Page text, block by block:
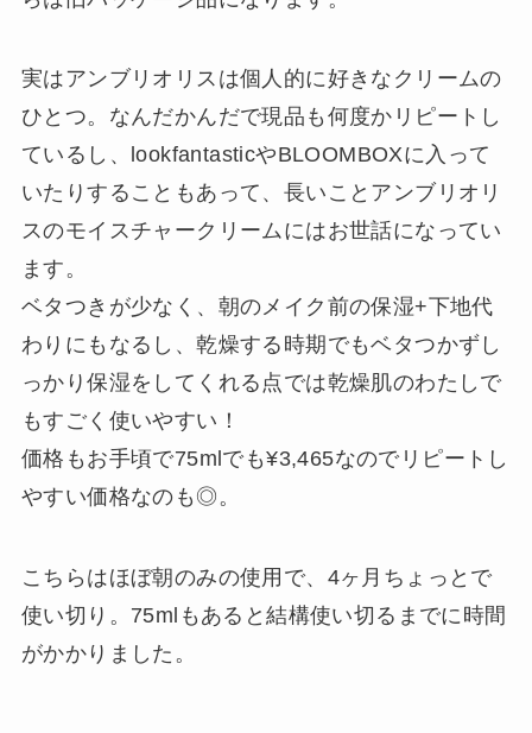
実はアンブリオリスは個人的に好きなクリームの
ひとつ。なんだかんだで現品も何度かリピートし
ているし、lookfantasticやBLOOMBOXに入って
いたりすることもあって、長いことアンブリオリ
スのモイスチャークリームにはお世話になってい
ます。
ベタつきが少なく、朝のメイク前の保湿+下地代
わりにもなるし、乾燥する時期でもベタつかずし
っかり保湿をしてくれる点では乾燥肌のわたしで
もすごく使いやすい！
価格もお手頃で75mlでも¥3,465なのでリピートし
やすい価格なのも◎。
こちらはほぼ朝のみの使用で、4ヶ月ちょっとで
使い切り。75mlもあると結構使い切るまでに時間
がかかりました。